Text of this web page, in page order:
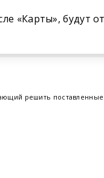
решить
«Карты», будут